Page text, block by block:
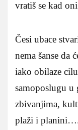
vratiš se kad
Česi ubace
nema šanse da
iako obilaze
samoposlugu u
zbivanjima,
plaži i